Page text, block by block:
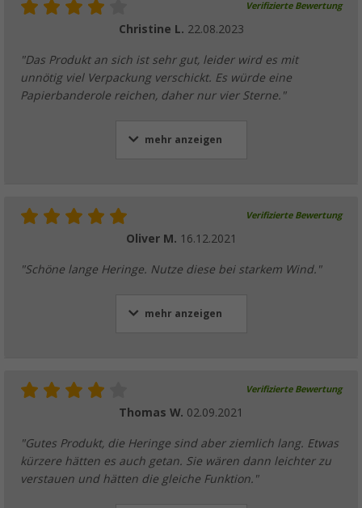
Verifizierte Bewertung
Christine L. 22.08.2023
"Das Produkt an sich ist sehr gut, leider wird es mit
unnötig viel Verpackung verschickt. Es würde eine
Papierbanderole reichen, daher nur vier Sterne."
mehr anzeigen
Verifizierte Bewertung
Oliver M. 16.12.2021
"Schöne lange Heringe. Nutze diese bei starkem Wind."
mehr anzeigen
Verifizierte Bewertung
Thomas W. 02.09.2021
"Gutes Produkt, die Heringe sind aber ziemlich lang. Etwas
kürzere hätten es auch getan. Sie wären dann leichter zu
verstauen und hätten die gleiche Funktion."